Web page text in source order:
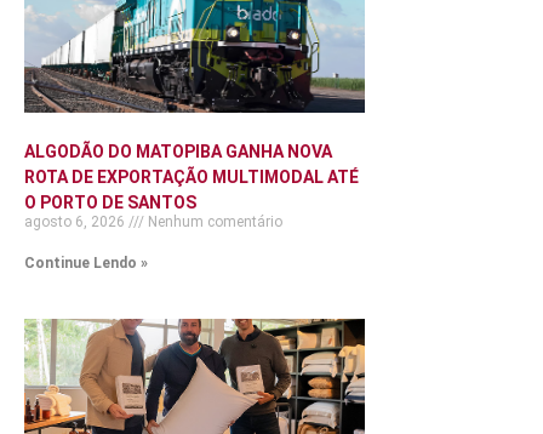
ALGODÃO DO MATOPIBA GANHA NOVA
ROTA DE EXPORTAÇÃO MULTIMODAL ATÉ
O PORTO DE SANTOS
agosto 6, 2026 Nenhum comentário
Continue Lendo »